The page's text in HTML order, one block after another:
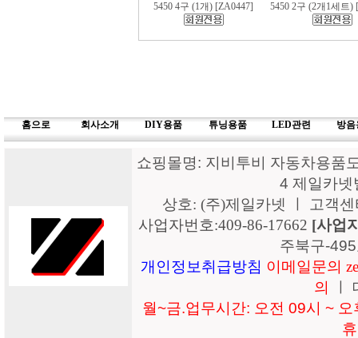
5450 4구 (1개) [ZA0447]
5450 2구 (2개1세트)
홈으로 회사소개 DIY용품 튜닝용품 LED관련 방음
쇼핑몰명: 지비투비 자동차용품
4 제일카
상호: (주)제일카넷 ㅣ 고객
사업자번호:409-86-17662 [사업
주북구-
개인정보취급방침 이메일문의
의
월~금.업무시간: 오전 09시 ~